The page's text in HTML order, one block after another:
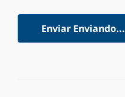
Enviar Enviando...